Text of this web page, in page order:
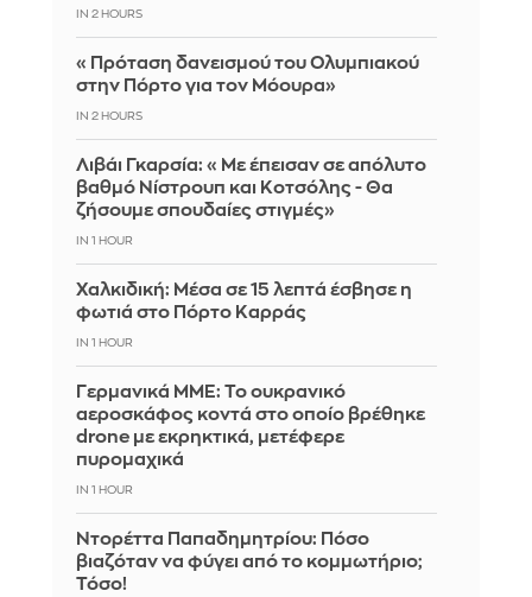
IN 2 HOURS
«Πρόταση δανεισμού του Ολυμπιακού
στην Πόρτο για τον Μόουρα»
IN 2 HOURS
Λιβάι Γκαρσία: «Με έπεισαν σε απόλυτο
βαθμό Νίστρουπ και Κοτσόλης - Θα
ζήσουμε σπουδαίες στιγμές»
IN 1 HOUR
Χαλκιδική: Μέσα σε 15 λεπτά έσβησε η
φωτιά στο Πόρτο Καρράς
IN 1 HOUR
Γερμανικά ΜΜΕ: Το ουκρανικό
αεροσκάφος κοντά στο οποίο βρέθηκε
drone με εκρηκτικά, μετέφερε
πυρομαχικά
IN 1 HOUR
Ντορέττα Παπαδημητρίου: Πόσο
βιαζόταν να φύγει από το κομμωτήριο;
Τόσο!